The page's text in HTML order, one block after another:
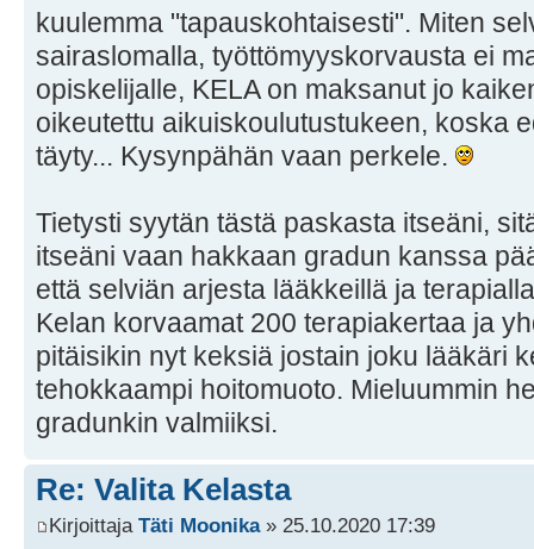
kuulemma "tapauskohtaisesti". Miten
sairaslomalla, työttömyyskorvausta ei
opiskelijalle, KELA on maksanut jo
oikeutettu aikuiskoulutustukeen, koska
täyty... Kysynpähän vaan perkele.
Tietysti syytän tästä paskasta itseäni,
itseäni vaan hakkaan gradun kanssa
että selviän arjesta lääkkeillä ja
Kelan korvaamat 200 terapiakertaa ja
pitäisikin nyt keksiä jostain joku lääkäri
tehokkaampi hoitomuoto. Mieluummin
gradunkin valmiiksi.
Re: Valita Kelasta
Kirjoittaja Täti Moonika» 25.10.2020 17:39